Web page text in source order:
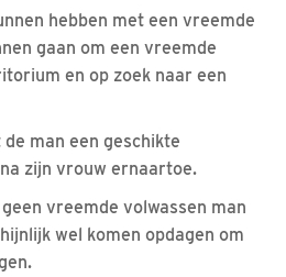
hebben met een vreemde
gaan om een vreemde
en op zoek naar een
man een geschikte
zijn vrouw ernaartoe.
vreemde volwassen man
wel komen opdagen om